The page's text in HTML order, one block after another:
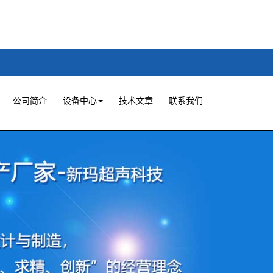
公司简介 设备中心 技术文章 联系我们